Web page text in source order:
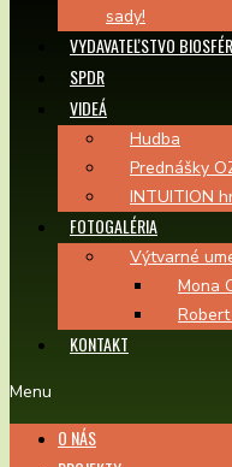
sady!
VYDAVATEĽSTVO
SPDR
VIDEÁ
Hudba
Prednášky
INTUITION
FOTOGALÉRIA
Výtvarné
Mona
KONTAKT
Menu
O NÁS